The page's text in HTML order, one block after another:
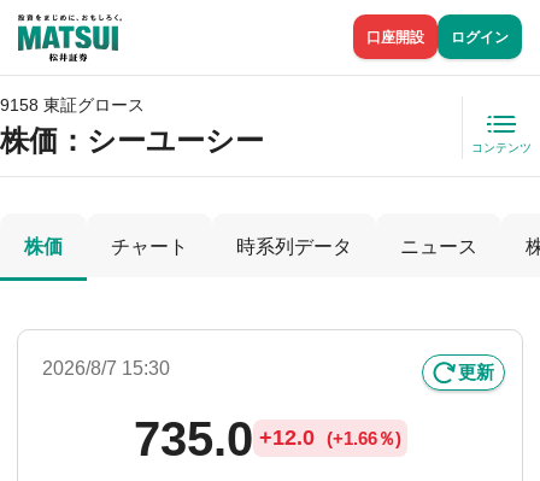
口座開設 ログイン
9158 東証グロース
株価 ：シーユーシー コンテンツ
株価 チャート 時系列データ ニュース
2026/8/7 15:30 更新
735.0 +12.0 (+1.66％)